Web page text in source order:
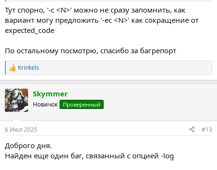
Тут спорно, '-c <N>' можно не сразу запомнить, как
вариант могу предложить '-ec <N>' как сокращение от
expected_code
По остальному посмотрю, спасибо за багрепорт
Р
е
к
ц
и
Krinkels
Skymmer
Новичок Проверенный
6 Июл 2025 #13
Доброго дня.
Найден еще один баг, связанный с опцией -log